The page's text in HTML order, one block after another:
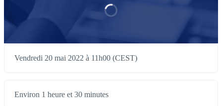
Vendredi 20 mai 2022 à 11h00 (CEST)
Environ 1 heure et 30 minutes